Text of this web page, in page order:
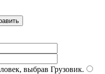
выбрав Грузовик.